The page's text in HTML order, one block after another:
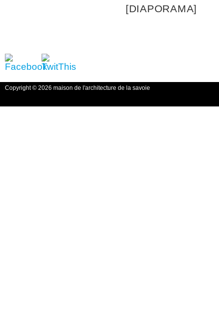
[DIAPORAMA]
Copyright © 2026 maison de l'architecture de la savoie